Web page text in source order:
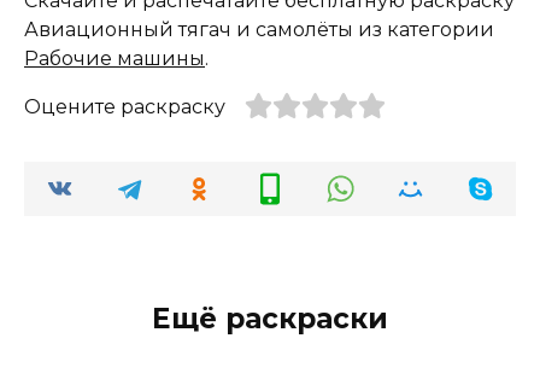
Авиационный тягач и самолёты из категории
Рабочие машины.
Оцените раскраску
Ещё раскраски